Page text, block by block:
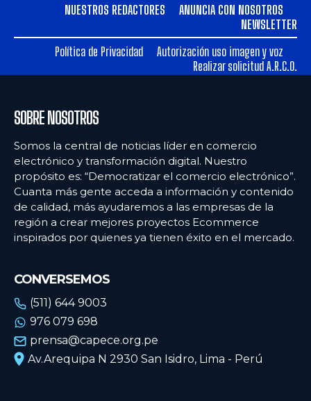
NUESTROS REDACTORES
ANUNCIA CON NOSOTROS
NEWSLETTER
Política de Privacidad
Autorización uso imagen y voz
Realizar solicitud A.R.C.O.
SOBRE NOSOTROS
Somos la central de noticias líder en comercio
electrónico y transformación digital. Nuestro
propósito es: “Democratizar el comercio electrónico”.
Cuanta más gente acceda a información y contenido
de calidad, más ayudaremos a las empresas de la
región a crear mejores proyectos Ecommerce
inspirados por quienes ya tienen éxito en el mercado.
CONVERSEMOS
(511) 644 9003
976 079 698
prensa@capece.org.pe
Av.Arequipa N 2930 San Isidro, Lima - Perú